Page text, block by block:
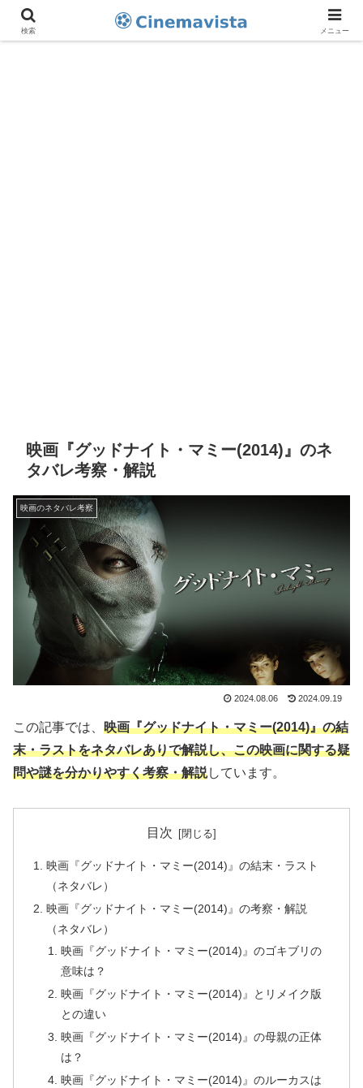
映画『グッドナイト・マミー(2014)』のネ
タバレ考察・解説
映画のネタバレ考察
2024.08.06 2024.09.19
この記事では、 映画『グッドナイト・マミー(2014)』の結
末・ラストをネタバレありで解説し、この映画に関する疑
問や謎を分かりやすく考察・解説しています。
目次
映画『グッドナイト・マミー(2014)』の結末・ラスト
（ネタバレ）
映画『グッドナイト・マミー(2014)』の考察・解説
（ネタバレ）
映画『グッドナイト・マミー(2014)』のゴキブリの
意味は？
映画『グッドナイト・マミー(2014)』とリメイク版
との違い
映画『グッドナイト・マミー(2014)』の母親の正体
は？
映画『グッドナイト・マミー(2014)』のルーカスは
検索 メニュー